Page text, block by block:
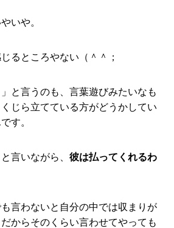
いや。
るところやない（＾＾；
」と言うのも、言葉遊びみたいなも
じら立てている方がどうかしてい
す。
言いながら、 彼は払ってくれるわ
言わないと自分の中では収まりが
からそのくらい言わせてやっても